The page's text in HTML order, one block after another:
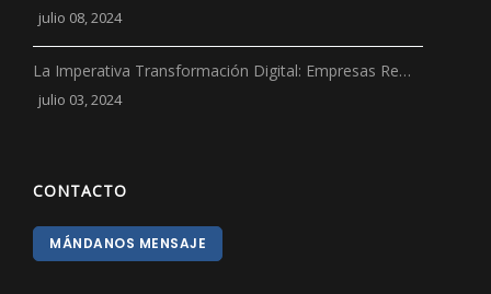
julio 08, 2024
La Imperativa Transformación Digital: Empresas Re…
julio 03, 2024
CONTACTO
MÁNDANOS MENSAJE